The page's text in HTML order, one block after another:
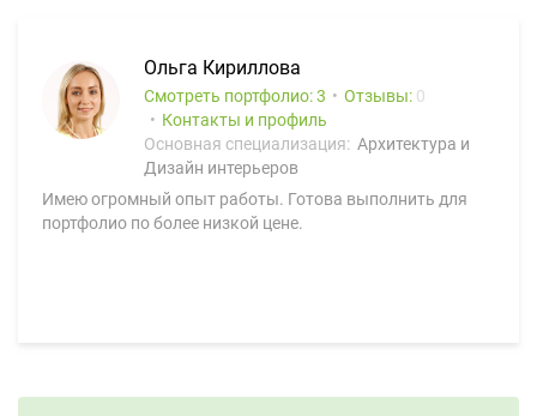
Ольга Кириллова
Смотреть портфолио: 3 Отзывы: 0
Контакты и профиль
Основная специализация: Архитектура и
Дизайн интерьеров
Имею огромный опыт работы. Готова выполнить для
портфолио по более низкой цене.